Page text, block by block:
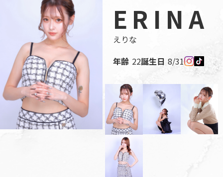
​ERINA
えりな
年齢 22誕生日 8/31